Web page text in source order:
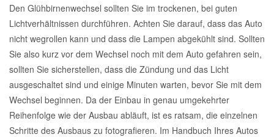
Den Glühbirnenwechsel sollten Sie im trockenen, bei guten
Lichtverhältnissen durchführen. Achten Sie darauf, dass das Auto
nicht wegrollen kann und dass die Lampen abgekühlt sind. Sollten
Sie also kurz vor dem Wechsel noch mit dem Auto gefahren sein,
sollten Sie sicherstellen, dass die Zündung und das Licht
ausgeschaltet sind und einige Minuten warten, bevor Sie mit dem
Wechsel beginnen. Da der Einbau in genau umgekehrter
Reihenfolge wie der Ausbau abläuft, ist es ratsam, die einzelnen
Schritte des Ausbaus zu fotografieren. Im Handbuch Ihres Autos
Scheibenreinigung
Zündanlage und Glühanlage
Reparatur-Zubehör
Karosserie Werkzeug
Schlüsselgehäuse
Werkstattbedarf
Winter-Autozubehör
Daewoo Ersatzteile
Daihatsu Ersatzteile
Dodge Ersatzteile
Honda Ersatzteile